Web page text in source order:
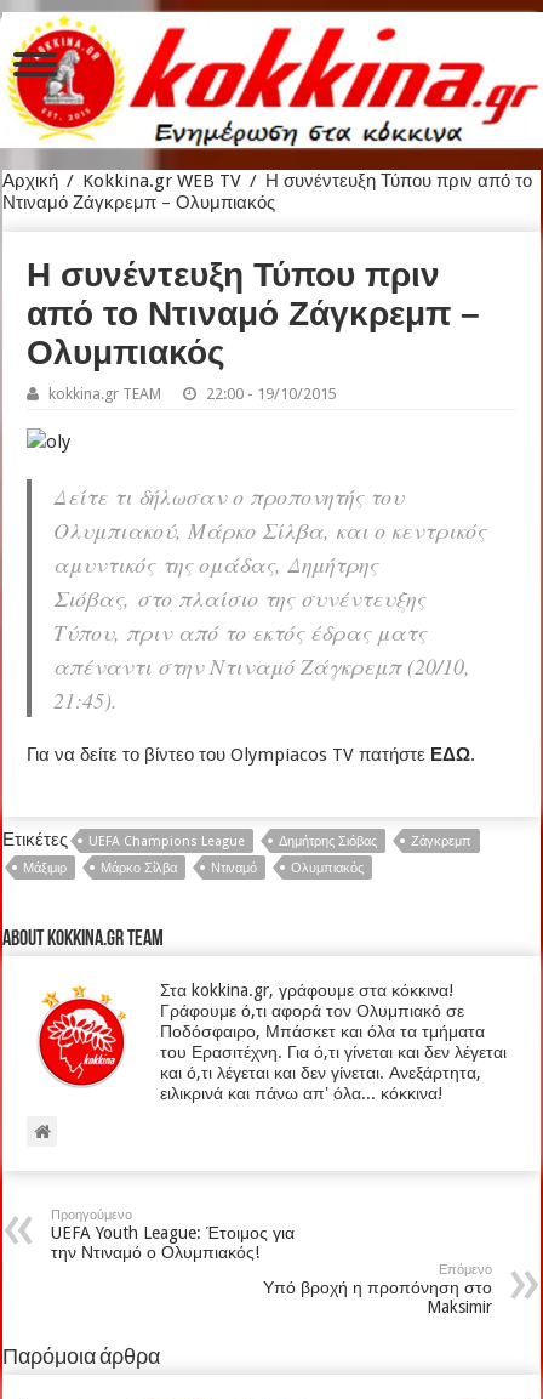
Αρχική / Kokkina.gr WEB TV / Η συνέντευξη Τύπου πριν από το
Ντιναμό Ζάγκρεμπ – Ολυμπιακός
Η συνέντευξη Τύπου πριν
από το Ντιναμό Ζάγκρεμπ –
Ολυμπιακός
kokkina.gr TEAM 22:00 - 19/10/2015
Δείτε τι δήλωσαν ο προπονητής του
Ολυμπιακού, Μάρκο Σίλβα, και ο κεντρικός
αμυντικός της ομάδας, Δημήτρης
Σιόβας, στο πλαίσιο της συνέντευξης
Τύπου, πριν από το εκτός έδρας ματς
απέναντι στην Ντιναμό Ζάγκρεμπ (20/10,
21:45).
Για να δείτε το βίντεο του Olympiacos TV πατήστε ΕΔΩ.
Ετικέτες UEFA Champions League Δημήτρης Σιόβας
Ζάγκρεμπ
Μάξιμιρ
Μάρκο Σίλβα Ντιναμό Ολυμπιακός
About kokkina.gr TEAM
Στα kokkina.gr, γράφουμε στα κόκκινα!
Γράφουμε ό,τι αφορά τον Ολυμπιακό σε
Ποδόσφαιρο, Μπάσκετ και όλα τα τμήματα
του Ερασιτέχνη. Για ό,τι γίνεται και δεν λέγεται
και ό,τι λέγεται και δεν γίνεται. Ανεξάρτητα,
ειλικρινά και πάνω απ' όλα... κόκκινα!
Προηγούμενο
UEFA Youth League: Έτοιμος για
την Ντιναμό ο Ολυμπιακός!
Επόμενο
Υπό βροχή η προπόνηση στο
Maksimir
Παρόμοια άρθρα